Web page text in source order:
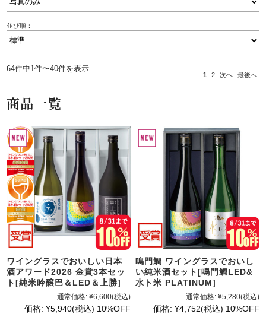
並び順：
64件中1件〜40件を表示
1 2 次へ 最後へ
商品一覧
ワイングラスでおいしい日本
酒アワード2026 金賞3本セッ
ト[純米吟醸巴＆LED＆上勝]
通常価格: ¥6,600(税込)
価格: ¥5,940(税込) 10%OFF
鳴門鯛 ワイングラスでおいし
い純米酒セット[鳴門鯛LED&
水ト米 PLATINUM]
通常価格: ¥5,280(税込)
価格: ¥4,752(税込) 10%OFF